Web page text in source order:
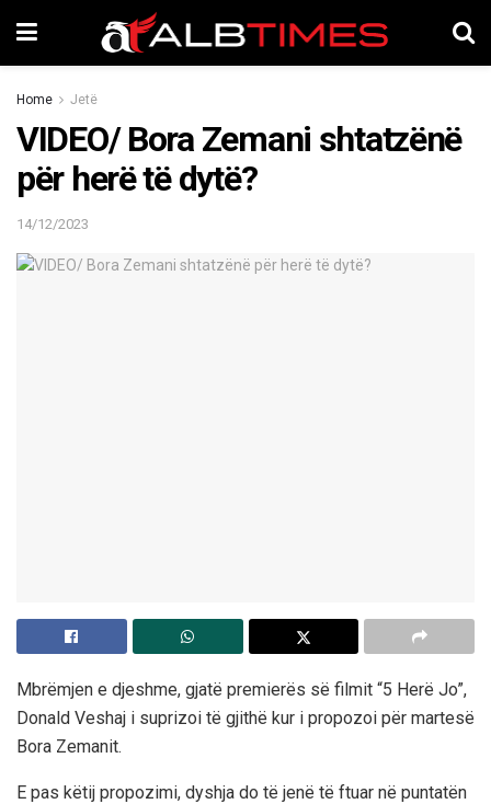
Home Jetë
VIDEO/ Bora Zemani shtatzënë
për herë të dytë?
14/12/2023
Mbrëmjen e djeshme, gjatë premierës së filmit “5 Herë Jo”,
Donald Veshaj i suprizoi të gjithë kur i propozoi për martesë
Bora Zemanit.
E pas këtij propozimi, dyshja do të jenë të ftuar në puntatën